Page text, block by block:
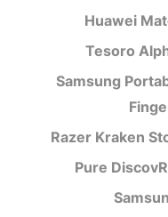
Huawei
Tesoro
Samsung
Razer Kraken
Pure